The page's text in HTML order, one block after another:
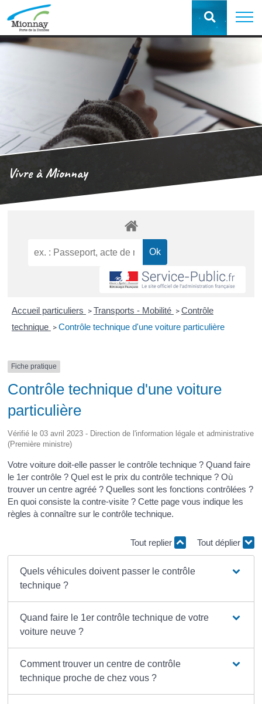
Vivre à Mionnay
Accueil particuliers > Transports - Mobilité > Contrôle
technique > Contrôle technique d'une voiture particulière
Fiche pratique
Contrôle technique d'une voiture
particulière
Vérifié le 03 avril 2023 - Direction de l'information légale et administrative
(Première ministre)
Votre voiture doit-elle passer le contrôle technique ? Quand faire
le 1er contrôle ? Quel est le prix du contrôle technique ? Où
trouver un centre agréé ? Quelles sont les fonctions contrôlées ?
En quoi consiste la contre-visite ? Cette page vous indique les
règles à connaître sur le contrôle technique.
Tout replier Tout déplier
Quels véhicules doivent passer le contrôle
technique ?
Quand faire le 1er contrôle technique de votre
voiture neuve ?
Comment trouver un centre de contrôle
technique proche de chez vous ?